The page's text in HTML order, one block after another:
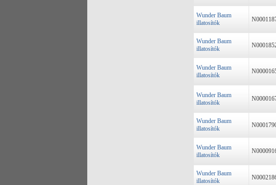
Wunder Baum
illatosítók
Wunder Baum
illatosítók
Wunder Baum
illatosítók
Wunder Baum
illatosítók
Wunder Baum
illatosítók
Wunder Baum
illatosítók
Wunder Baum
illatosítók